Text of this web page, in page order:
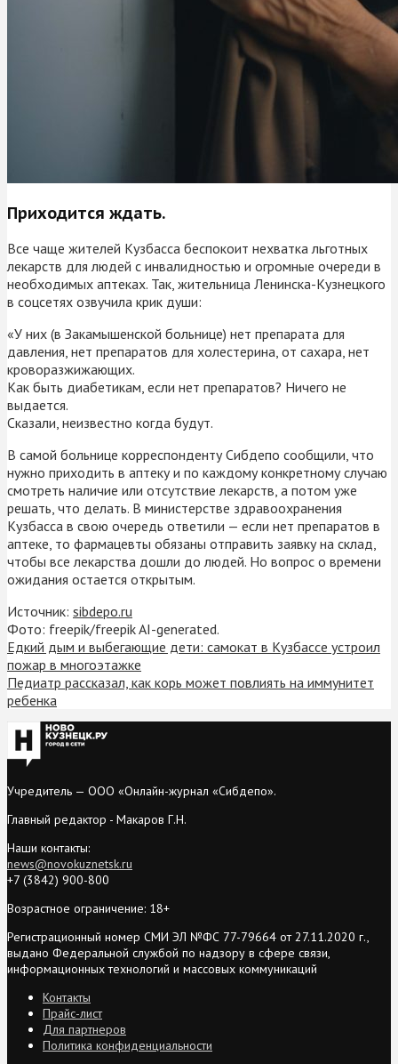
Приходится ждать.
Все чаще жителей Кузбасса беспокоит нехватка льготных
лекарств для людей с инвалидностью и огромные очереди в
необходимых аптеках. Так, жительница Ленинска-Кузнецкого
в соцсетях озвучила крик души:
«У них (в Закамышенской больнице) нет препарата для
давления, нет препаратов для холестерина, от сахара, нет
кроворазжижающих.
Как быть диабетикам, если нет препаратов? Ничего не
выдается.
Сказали, неизвестно когда будут.
В самой больнице корреспонденту Сибдепо сообщили, что
нужно приходить в аптеку и по каждому конкретному случаю
смотреть наличие или отсутствие лекарств, а потом уже
решать, что делать. В министерстве здравоохранения
Кузбасса в свою очередь ответили — если нет препаратов в
аптеке, то фармацевты обязаны отправить заявку на склад,
чтобы все лекарства дошли до людей. Но вопрос о времени
ожидания остается открытым.
Источник: sibdepo.ru
Фото: freepik/freepik AI-generated.
Едкий дым и выбегающие дети: самокат в Кузбассе устроил
пожар в многоэтажке
Педиатр рассказал, как корь может повлиять на иммунитет
ребенка
Учредитель — ООО «Онлайн-журнал «Сибдепо».
Главный редактор - Макаров Г.Н.
Наши контакты:
news@novokuznetsk.ru
+7 (3842) 900-800
Возрастное ограничение: 18+
Регистрационный номер СМИ ЭЛ №ФС 77-79664 от 27.11.2020 г.,
выдано Федеральной службой по надзору в сфере связи,
информационных технологий и массовых коммуникаций
Контакты
Прайс-лист
Для партнеров
Политика конфиденциальности